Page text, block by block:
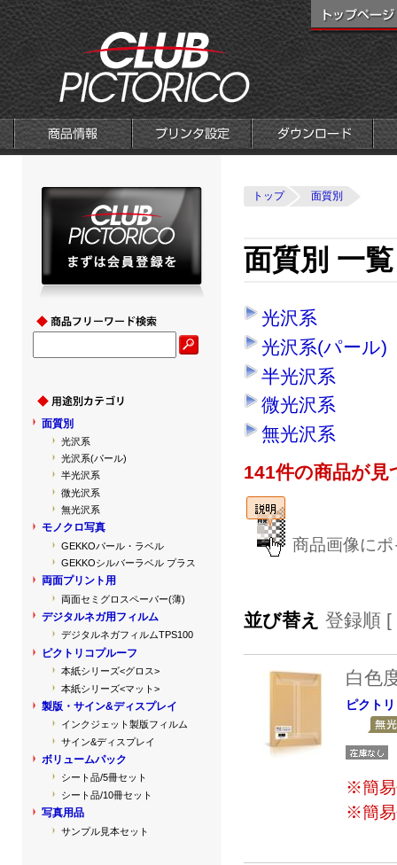
トップ 面質別
面質別 一覧
光沢系
光沢系(パール)
半光沢系
微光沢系
無光沢系
141件の商品が
商品画像に
並び替え 登録順 [
白色
ピクト
※簡易
※簡易
面質別
光沢系
光沢系(パール)
半光沢系
微光沢系
無光沢系
モノクロ写真
GEKKOパール・ラベル
GEKKOシルバーラベル プラス
両面プリント用
両面セミグロスペーパー(薄)
デジタルネガ用フィルム
デジタルネガフィルムTPS100
ピクトリコプルーフ
本紙シリーズ<グロス>
本紙シリーズ<マット>
製版・サイン&ディスプレイ
インクジェット製版フィルム
サイン&ディスプレイ
ボリュームパック
シート品/5冊セット
シート品/10冊セット
写真用品
サンプル見本セット